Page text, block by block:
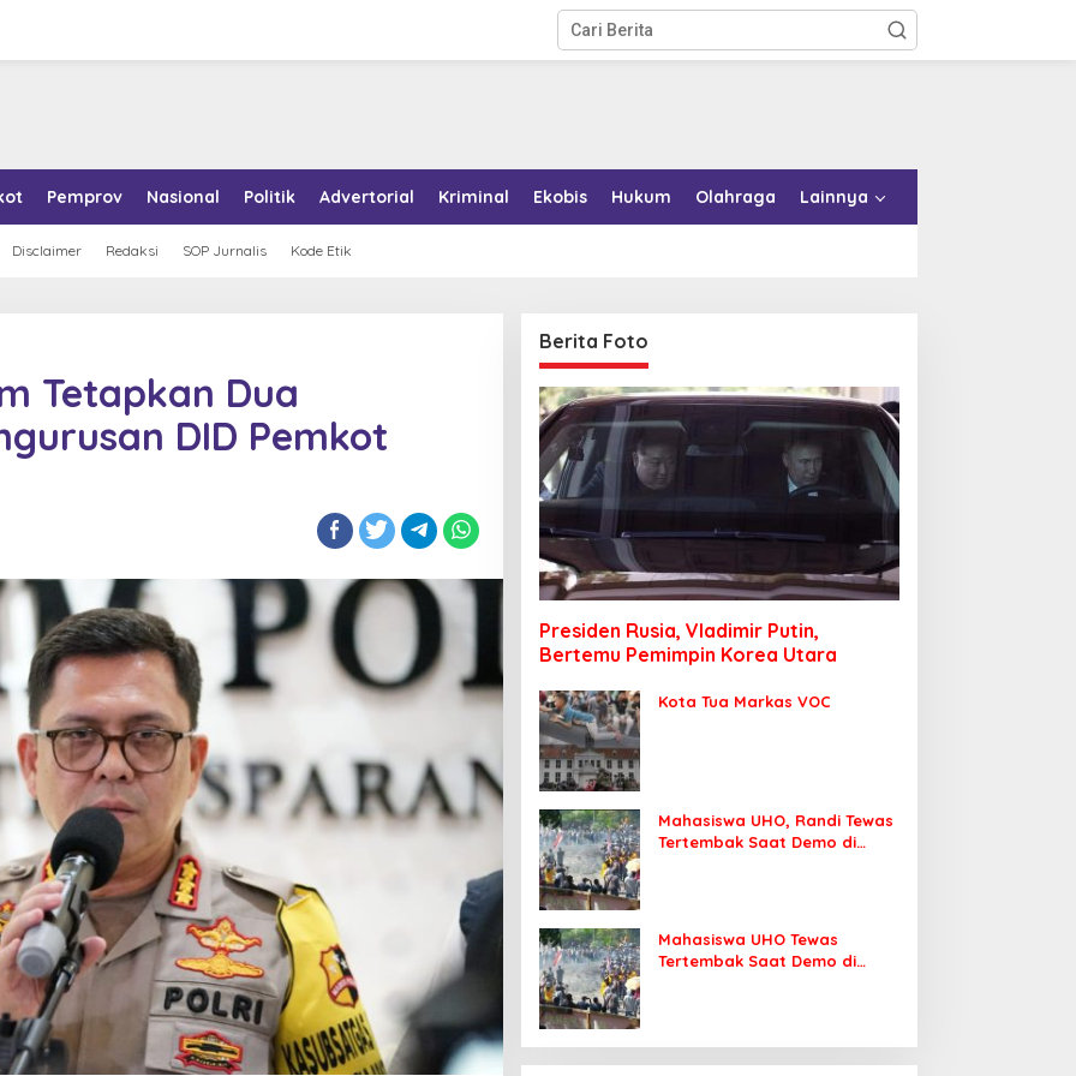
Pemprov Nasional Politik Advertorial Kriminal Ekobis Hukum Olahraga Lainnya
Disclaimer Redaksi SOP Jurnalis Kode Etik
Tetapkan Dua
DID Pemkot
Berita Foto
Presiden Rusia, Vladimir Putin,
Bertemu Pemimpin Korea Utara
Kota Tua Markas VOC
Mahasiswa UHO, Randi Tewas
Tertembak Saat Demo di
Mahasiswa UHO Tewas
Tertembak Saat Demo di